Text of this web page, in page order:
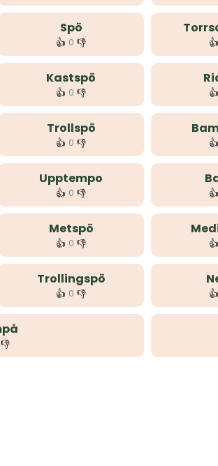
Spö
👍 0 👎 👍
Kastspö
👍 0 👎 👍
Trollspö
👍 0 👎 👍
Upptempo
👍 0 👎 👍
Metspö
👍 0 👎 👍
Trollingspö
👍 0 👎 👍
👎